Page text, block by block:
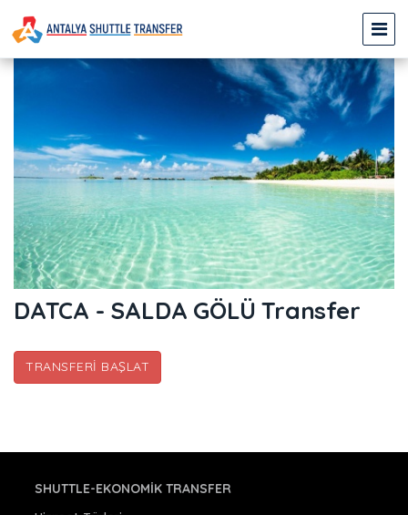
DATCA - SALDA GÖLÜ Transfer
TRANSFERI BAŞLAT
SHUTTLE-EKONOMIK TRANSFER